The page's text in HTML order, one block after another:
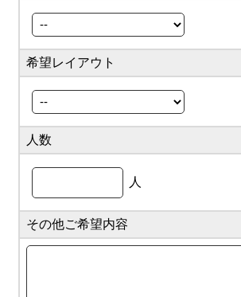
希望レイアウト
人数
人
その他ご希望内容